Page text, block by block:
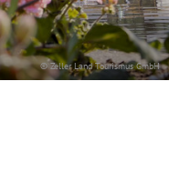
© Zeller Land Tourismus GmbH